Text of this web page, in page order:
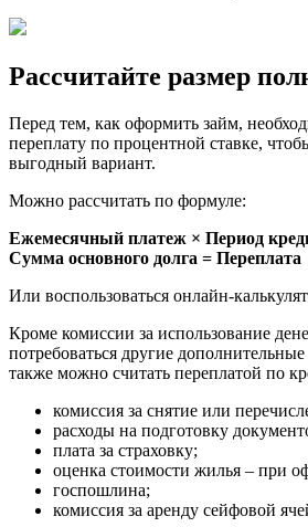
Рассчитайте размер
Перед тем, как оформить займ,
переплату по процентной ставке,
выгодный вариант.
Можно рассчитать по формуле:
Ежемесячный платеж × Период
Сумма основного долга = Переплата
Или воспользоваться онлайн-
Кроме комиссии за использование
потребоваться другие
также можно считать переплатой по
комиссия за снятие или
расходы на подготовку
плата за страховку;
оценка стоимости жилья – при
госпошлина;
комиссия за аренду сейфовой